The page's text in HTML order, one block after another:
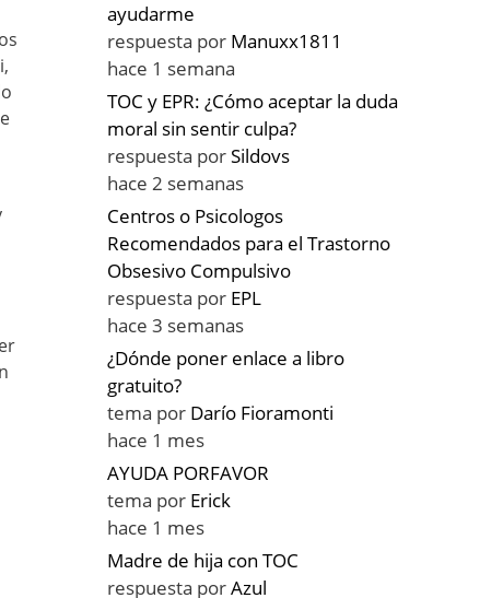
ayudarme
respuesta por Manuxx1811
hace 1 semana
TOC y EPR: ¿Cómo aceptar la duda
moral sin sentir culpa?
respuesta porSildovs
hace 2 semanas
Centros o Psicologos
Recomendados para el Trastorno
Obsesivo Compulsivo
respuesta por EPL
hace 3 semanas
¿Dónde poner enlace a libro
gratuito?
tema por Darío Fioramonti
hace 1 mes
AYUDA PORFAVOR
tema por Erick
hace 1 mes
Madre de hija con TOC
respuesta porAzul